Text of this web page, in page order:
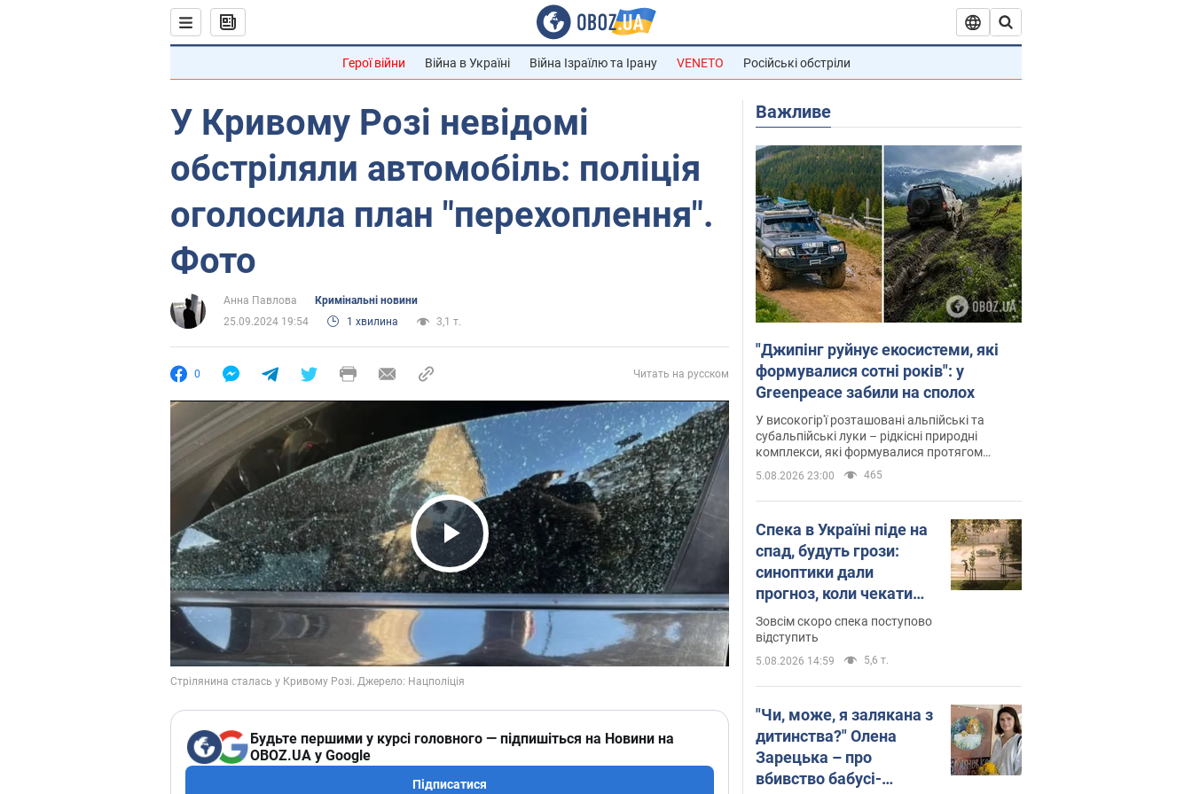
Герої війни Війна в Україні Війна Ізраїлю та Ірану VENETO Російські обстріли
У Кривому Розі невідомі
обстріляли автомобіль: поліція
оголосила план "перехоплення".
Фото
Анна Павлова
Кримінальні новини
25.09.2024 19:54
1 хвилина 3,1 т.
0 Читать на русском
Play Video
Будьте першими у курсі головного — підпишіться на Новини на
OBOZ.UA у Google
Підписатися
Важливе
"Джипінг руйнує екосистеми, які
формувалися сотні років": у
Greenpeace забили на сполох
У високогір'ї розташовані альпійські та
субальпійські луки – рідкісні природні
комплекси, які формувалися протягом
5.08.2026 23:00 465
Спека в Україні піде на
спад, будуть грози:
синоптики дали
прогноз, коли чекати
зміни погоди
Зовсім скоро спека поступово
відступить
5.08.2026 14:59 5,6 т.
"Чи, може, я залякана з
дитинства?" Олена
Зарецька – про
вбивство бабусі-